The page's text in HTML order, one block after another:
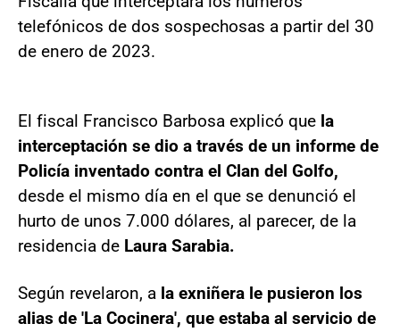
telefónicos de dos sospechosas a partir del 30
de enero de 2023.
El fiscal Francisco Barbosa explicó que la
interceptación se dio a través de un informe de
Policía inventado contra el Clan del Golfo,
desde el mismo día en el que se denunció el
hurto de unos 7.000 dólares, al parecer, de la
residencia de Laura Sarabia.
Según revelaron, a la exniñera le pusieron los
alias de 'La Cocinera', que estaba al servicio de